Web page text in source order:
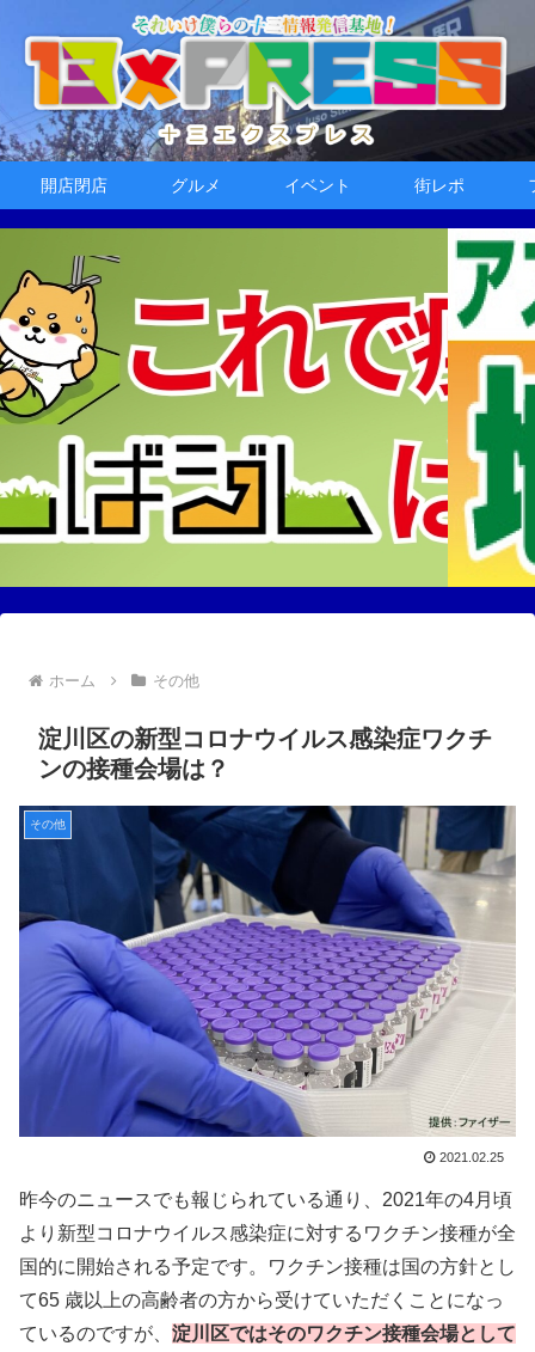
開店閉店 グルメ イベント 街レポ
ホーム その他
淀川区の新型コロナウイルス感染症ワクチ
ンの接種会場は？
その他
2021.02.25
昨今のニュースでも報じられている通り、2021年の4月頃
より新型コロナウイルス感染症に対するワクチン接種が全
国的に開始される予定です。ワクチン接種は国の方針とし
て65 歳以上の高齢者の方から受けていただくことになっ
ているのですが、 淀川区ではそのワクチン接種会場として